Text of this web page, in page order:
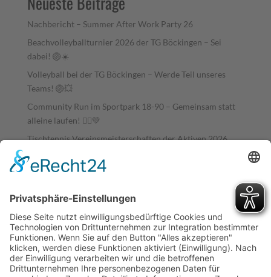
Nachbericht – Summer After Work Party 26
Beachvolleyballturnier 2026 der TG Böckingen – Sei
dabei! 🏐☀️
Volleyball bei der TG Böckingen – Werde Teil unseres
Teams! 🏐💥
Community Run im Sportpark 18-90 – Gemeinsam statt
alleine laufen! 🏃‍♂️💚
Tischtennis Vereinsmeisterschaften der Aktiven 2026
Cookie-Einstellungen